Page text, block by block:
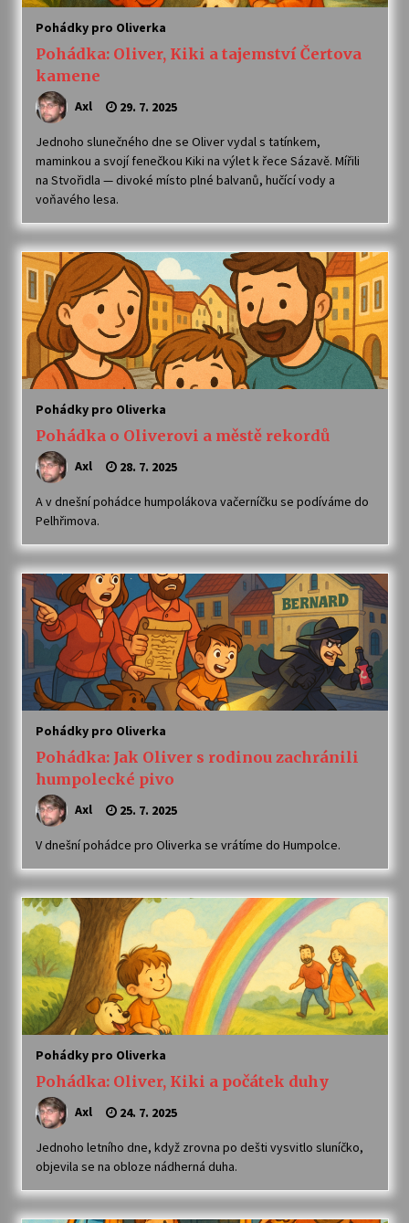
Pohádky pro Oliverka
Pohádka: Oliver, Kiki a tajemství Čertova
kamene
Axl 29. 7. 2025
Jednoho slunečného dne se Oliver vydal s tatínkem,
maminkou a svojí fenečkou Kiki na výlet k řece Sázavě. Mířili
na Stvořidla — divoké místo plné balvanů, hučící vody a
voňavého lesa.
Pohádky pro Oliverka
Pohádka o Oliverovi a městě rekordů
Axl 28. 7. 2025
A v dnešní pohádce humpolákova vačerníčku se podíváme do
Pelhřimova.
Pohádky pro Oliverka
Pohádka: Jak Oliver s rodinou zachránili
humpolecké pivo
Axl 25. 7. 2025
V dnešní pohádce pro Oliverka se vrátíme do Humpolce.
Pohádky pro Oliverka
Pohádka: Oliver, Kiki a počátek duhy
Axl 24. 7. 2025
Jednoho letního dne, když zrovna po dešti vysvitlo sluníčko,
objevila se na obloze nádherná duha.